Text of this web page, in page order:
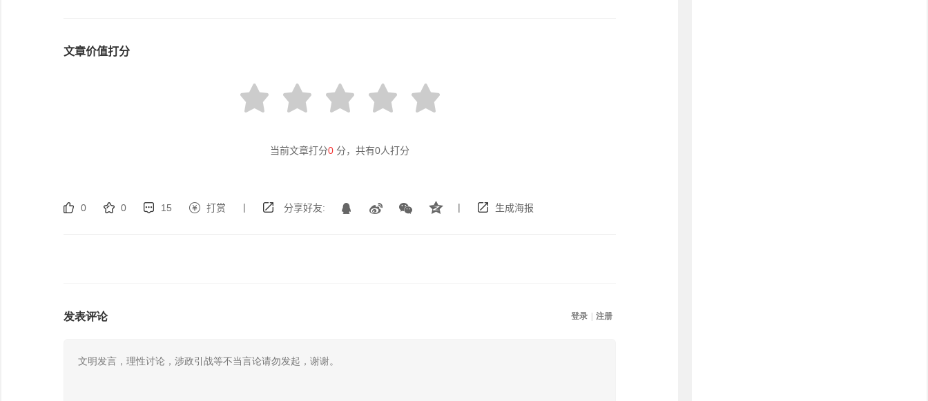
文章价值打分
当前文章打分0 分，共有0人打分
0 0 15 打赏 | 分享好友: | 生成海报